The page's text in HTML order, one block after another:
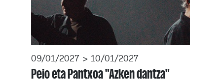
09/01/2027 > 10/01/2027
Peio eta Pantxoa "Azken dantza"